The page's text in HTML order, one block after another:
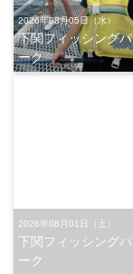
2026年08月05日（水）
下関フィッシングパ
ーク
2026年08月01日（土）
下関フィッシングパ
ーク